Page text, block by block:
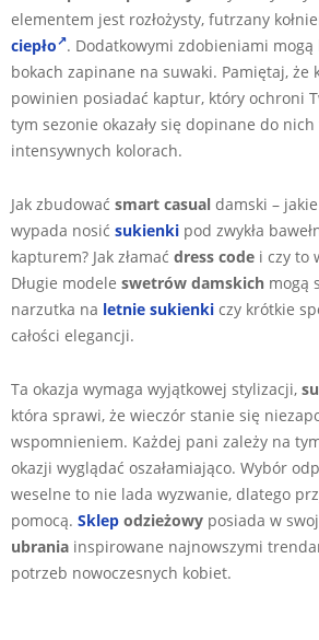
elementem jest rozłożysty, futrzany
ciepło . Dodatkowymi zdobieniami mogą
bokach zapinane na suwaki. Pamiętaj, że
powinien posiadać kaptur, który ochroni
tym sezonie okazały się dopinane do
intensywnych kolorach.
Jak zbudować smart casual damski –
wypada nosić sukienki pod zwykła
kapturem? Jak złamać dress code i czy to
Długie modele swetrów damskich mogą
narzutka na letnie sukienki czy krótkie
całości elegancji.
Ta okazja wymaga wyjątkowej stylizacji,
która sprawi, że wieczór stanie się
wspomnieniem. Każdej pani zależy na
okazji wyglądać oszałamiająco. Wybór
weselne to nie lada wyzwanie, dlatego
pomocą. Sklep odzieżowy posiada w
ubrania inspirowane najnowszymi
potrzeb nowoczesnych kobiet.